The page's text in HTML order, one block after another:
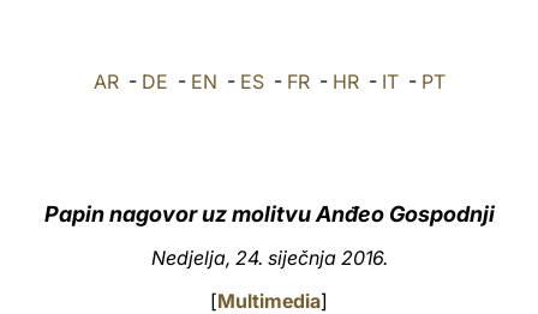
العربيّة AR- DE - EN - ES- FR- HR- IT- PT
Papin nagovor uz molitvu Anđeo Gospodnji
Nedjelja, 24. siječnja 2016.
[Multimedia]